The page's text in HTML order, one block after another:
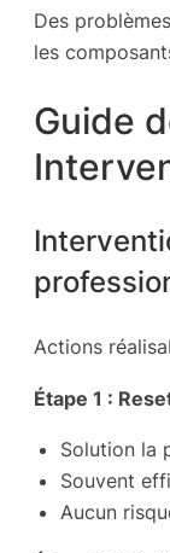
Des
les
Guide
Actions
Étape 1 :
Solution la
Souvent
Aucun